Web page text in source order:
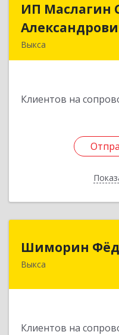
ИП Маслагин
Выкса
Клиентов на
Шиморин
Выкса
Клиентов на
Шиморин